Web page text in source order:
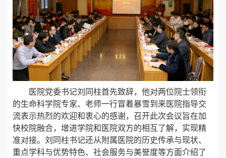
医院党委书记刘同柱首先致辞，他对两位院士领衔
的生命科学院专家、老师一行冒着暴雪到来医院指导交
流表示热烈的欢迎和衷心的感谢，召开此次会议旨在加
快校院融合，增进学院和医院双方的相互了解，实现精
准对接。刘同柱书记还从附属医院的历史传承与现状、
重点学科与优势特色、社会服务与美誉度等方面介绍了